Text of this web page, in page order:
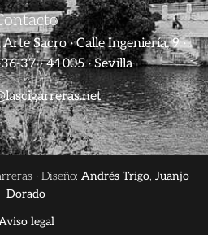
Sacro · Calle Ingeniería, 9 ·
37 · 41005 · Sevilla
· Diseño: Andrés Trigo, Juanjo
Dorado
legal